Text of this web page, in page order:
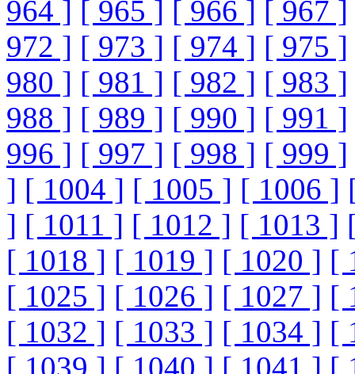
964 ] [ 965 ] [ 966 ] [ 967 ]
972 ] [ 973 ] [ 974 ] [ 975 ]
980 ] [ 981 ] [ 982 ] [ 983 ]
988 ] [ 989 ] [ 990 ] [ 991 ]
996 ] [ 997 ] [ 998 ] [ 999 ]
] [ 1004 ] [ 1005 ] [ 1006 ]
] [ 1011 ] [ 1012 ] [ 1013 ]
[ 1018 ] [ 1019 ] [ 1020 ] [
[ 1025 ] [ 1026 ] [ 1027 ] [
[ 1032 ] [ 1033 ] [ 1034 ] [